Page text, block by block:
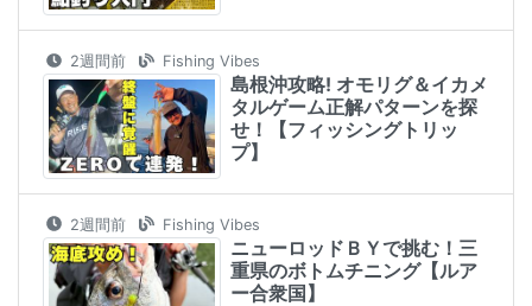
2週間前 Fishing Vibes
島根沖攻略! オモリグ＆イカメ
タルゲーム正解パターンを探
せ！【フィッシングトリッ
プ】
2週間前 Fishing Vibes
ニューロッドＢＹで挑む！三
重県のボトムチニング【ルア
ー合衆国】